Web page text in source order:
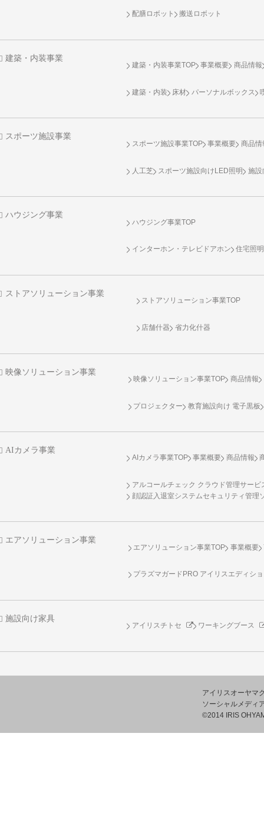
配膳ロボット 搬送ロボット
建築・内装事業
建築・内装事業TOP 事業概要 商品情報
建築・内装 床材 パーソナルボックス
スポーツ施設事業
スポーツ施設事業TOP 事業概要 商品情
人工芝 スポーツ施設向けLED照明 施設
ハウジング事業
ハウジング事業TOP
インターホン・テレビドアホン 住宅照明
ストアソリューション事業
ストアソリューション事業TOP
店舗什器 省力化什器
映像ソリューション事業
映像ソリューション事業TOP 商品情報
プロジェクター 教育施設向け 電子黒板
AIカメラ事業
AIカメラ事業TOP 事業概要 商品情報
アルコールチェック クラウド管理サービ
顔認証入退室システムセキュリティ管理
エアソリューション事業
エアソリューション事業TOP 事業概要
プラズマガードPRO アイリスエディシ
施設向け家具
アイリスチトセ ワーキングブース
アイリスオーヤマ
ソーシャルメディ
©2014 IRIS